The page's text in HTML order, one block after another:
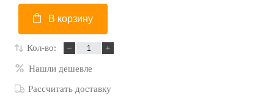
В корзину
Кол-во:
Нашли дешевле
Рассчитать доставку